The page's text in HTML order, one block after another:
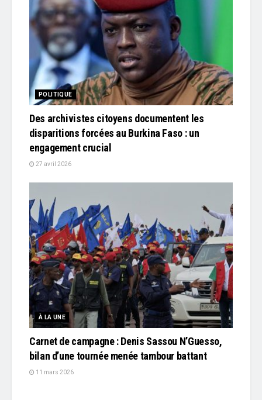
POLITIQUE
Des archivistes citoyens documentent les
disparitions forcées au Burkina Faso : un
engagement crucial
27 avril 2026
À LA UNE
Carnet de campagne : Denis Sassou N’Guesso,
bilan d’une tournée menée tambour battant
11 mars 2026